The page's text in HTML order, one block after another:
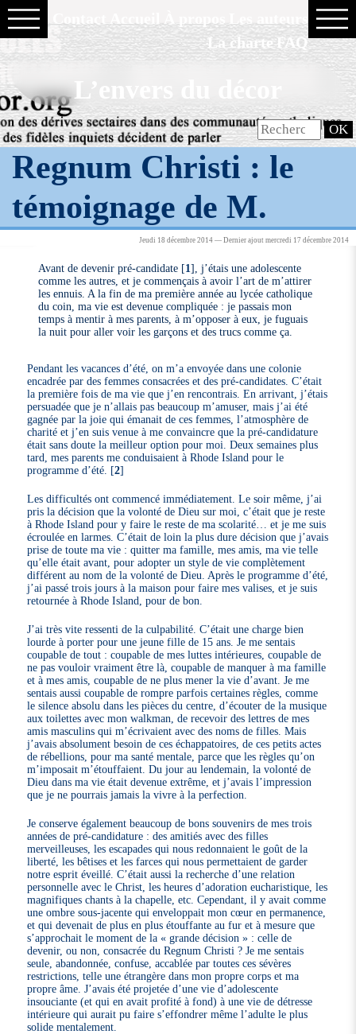
La charte FAQ
L’envers du décor
Regnum Christi : le
témoignage de M.
Jeudi 18 décembre 2014 — Dernier ajout mercredi 17 décembre 2014
Avant de devenir pré-candidate [1] , j’étais une adolescente
comme les autres, et je commençais à avoir l’art de m’attirer
les ennuis. A la fin de ma première année au lycée catholique
du coin, ma vie est devenue compliquée : je passais mon
temps à mentir à mes parents, à m’opposer à eux, je fuguais
la nuit pour aller voir les garçons et des trucs comme ça.
Pendant les vacances d’été, on m’a envoyée dans une colonie
encadrée par des femmes consacrées et des pré-candidates. C’était
la première fois de ma vie que j’en rencontrais. En arrivant, j’étais
persuadée que je n’allais pas beaucoup m’amuser, mais j’ai été
gagnée par la joie qui émanait de ces femmes, l’atmosphère de
charité et j’en suis venue à me convaincre que la pré-candidature
était sans doute la meilleur option pour moi. Deux semaines plus
tard, mes parents me conduisaient à Rhode Island pour le
programme d’été. [2]
Les difficultés ont commencé immédiatement. Le soir même, j’ai
pris la décision que la volonté de Dieu sur moi, c’était que je reste
à Rhode Island pour y faire le reste de ma scolarité… et je me suis
écroulée en larmes. C’était de loin la plus dure décision que j’avais
prise de toute ma vie : quitter ma famille, mes amis, ma vie telle
qu’elle était avant, pour adopter un style de vie complètement
différent au nom de la volonté de Dieu. Après le programme d’été,
j’ai passé trois jours à la maison pour faire mes valises, et je suis
retournée à Rhode Island, pour de bon.
J’ai très vite ressenti de la culpabilité. C’était une charge bien
lourde à porter pour une jeune fille de 15 ans. Je me sentais
coupable de tout : coupable de mes luttes intérieures, coupable de
ne pas vouloir vraiment être là, coupable de manquer à ma famille
et à mes amis, coupable de ne plus mener la vie d’avant. Je me
sentais aussi coupable de rompre parfois certaines règles, comme
le silence absolu dans les pièces du centre, d’écouter de la musique
aux toilettes avec mon walkman, de recevoir des lettres de mes
amis masculins qui m’écrivaient avec des noms de filles. Mais
j’avais absolument besoin de ces échappatoires, de ces petits actes
de rébellions, pour ma santé mentale, parce que les règles qu’on
m’imposait m’étouffaient. Du jour au lendemain, la volonté de
Dieu dans ma vie était devenue extrême, et j’avais l’impression
que je ne pourrais jamais la vivre à la perfection.
Je conserve également beaucoup de bons souvenirs de mes trois
années de pré-candidature : des amitiés avec des filles
merveilleuses, les escapades qui nous redonnaient le goût de la
liberté, les bêtises et les farces qui nous permettaient de garder
notre esprit éveillé. C’était aussi la recherche d’une relation
personnelle avec le Christ, les heures d’adoration eucharistique, les
magnifiques chants à la chapelle, etc. Cependant, il y avait comme
une ombre sous-jacente qui enveloppait mon cœur en permanence,
et qui devenait de plus en plus étouffante au fur et à mesure que
s’approchait le moment de la « grande décision » : celle de
devenir, ou non, consacrée du Regnum Christi ? Je me sentais
seule, abandonnée, confuse, accablée par toutes ces sévères
restrictions, telle une étrangère dans mon propre corps et ma
propre âme. J’avais été projetée d’une vie d’adolescente
insouciante (et qui en avait profité à fond) à une vie de détresse
intérieure qui aurait pu faire s’effondrer même l’adulte le plus
solide mentalement.